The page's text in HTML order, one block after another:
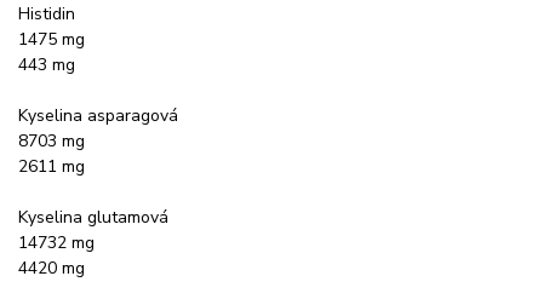
Histidin
1475 mg
443 mg
Kyselina asparagová
8703 mg
2611 mg
Kyselina glutamová
14732 mg
4420 mg